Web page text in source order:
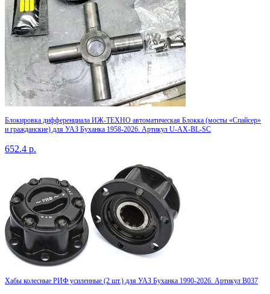
Блокировка дифференциала ИЖ-ТЕХНО автоматическая Блокка (мосты «Спайсер»
и гражданские) для УАЗ Буханка 1958-2026. Артикул U-AX-BL-SC
652.4 р.
Хабы колесные РИФ усиленные (2 шт.) для УАЗ Буханка 1990-2026. Артикул B037